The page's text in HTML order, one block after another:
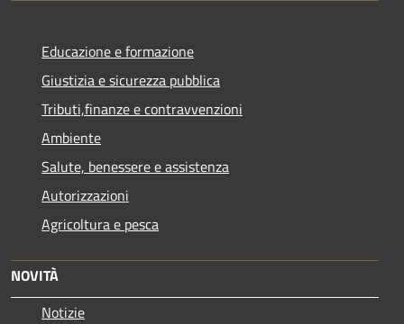
Educazione e formazione
Giustizia e sicurezza pubblica
Tributi,finanze e contravvenzioni
Ambiente
Salute, benessere e assistenza
Autorizzazioni
Agricoltura e pesca
NOVITÀ
Notizie